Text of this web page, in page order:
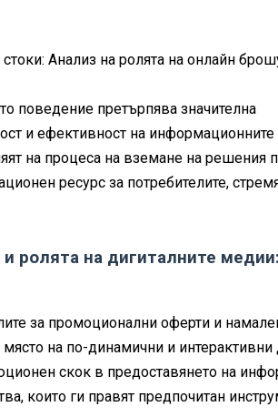
Анализ на ролята на онлайн
поведение претърпява значителна
и ефективност на информационните
на процеса на вземане на решения
ресурс за потребителите,
ролята на дигиталните медии:
за промоционални оферти и
място на по-динамични и интерактивни
скок в предоставянето на
които ги правят предпочитан